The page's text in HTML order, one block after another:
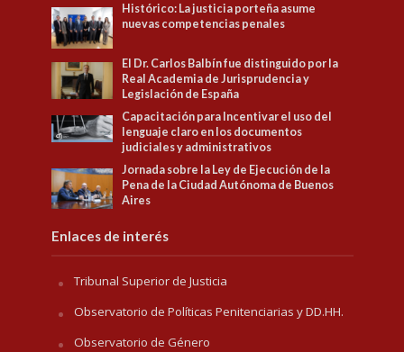
Histórico: La justicia porteña asume
nuevas competencias penales
El Dr. Carlos Balbín fue distinguido por la
Real Academia de Jurisprudencia y
Legislación de España
Capacitación para Incentivar el uso del
lenguaje claro en los documentos
judiciales y administrativos
Jornada sobre la Ley de Ejecución de la
Pena de la Ciudad Autónoma de Buenos
Aires
Enlaces de interés
Tribunal Superior de Justicia
Observatorio de Políticas Penitenciarias y DD.HH.
Observatorio de Género